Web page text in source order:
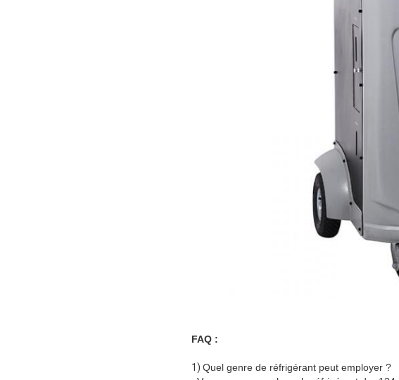
FAQ :
1) Quel genre de réfrigérant peut employer ?